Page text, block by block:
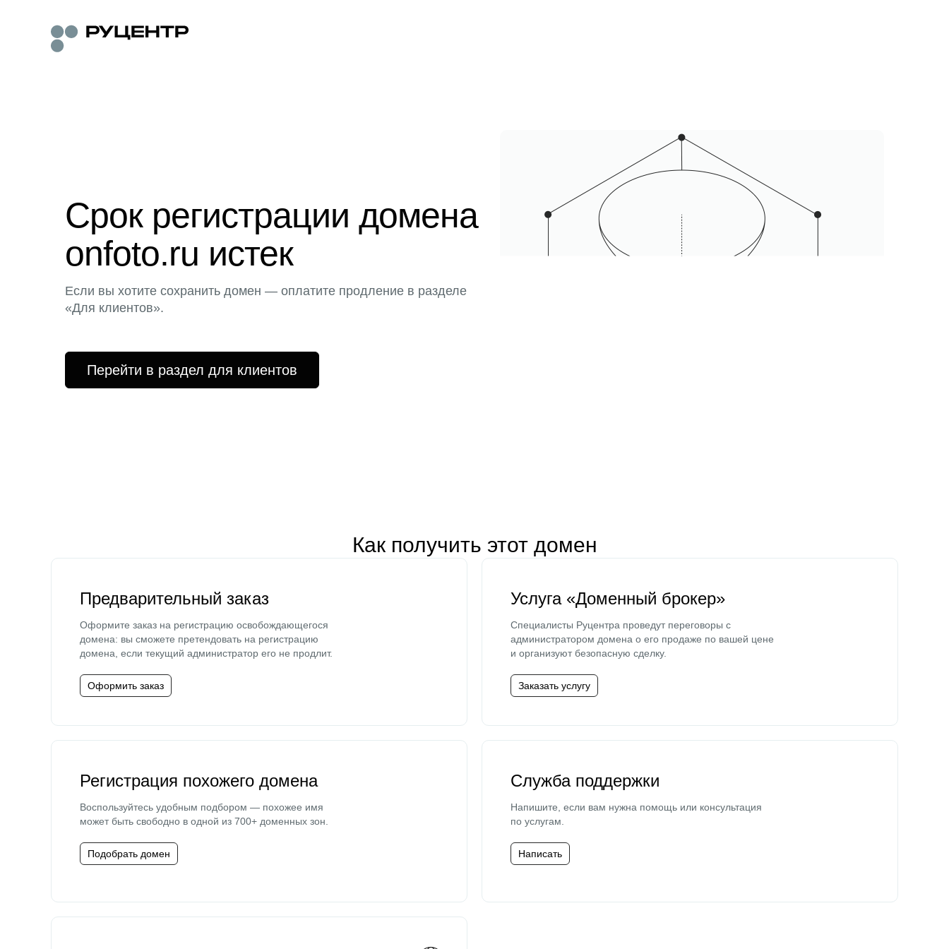
Срок регистрации домена
onfoto.ru истек
Если вы хотите сохранить домен — оплатите продление в разделе
«Для клиентов».
Перейти в раздел для клиентов
Как получить этот домен
Предварительный заказ
Оформите заказ на регистрацию освобождающегося
домена: вы сможете претендовать на регистрацию
домена, если текущий администратор его не продлит.
Оформить заказ
Услуга «Доменный брокер»
Специалисты Руцентра проведут переговоры с
администратором домена о его продаже по вашей цене
и организуют безопасную сделку.
Заказать услугу
Регистрация похожего домена
Воспользуйтесь удобным подбором — похожее имя
может быть свободно в одной из 700+ доменных зон.
Подобрать домен
Служба поддержки
Напишите, если вам нужна помощь или консультация
по услугам.
Написать